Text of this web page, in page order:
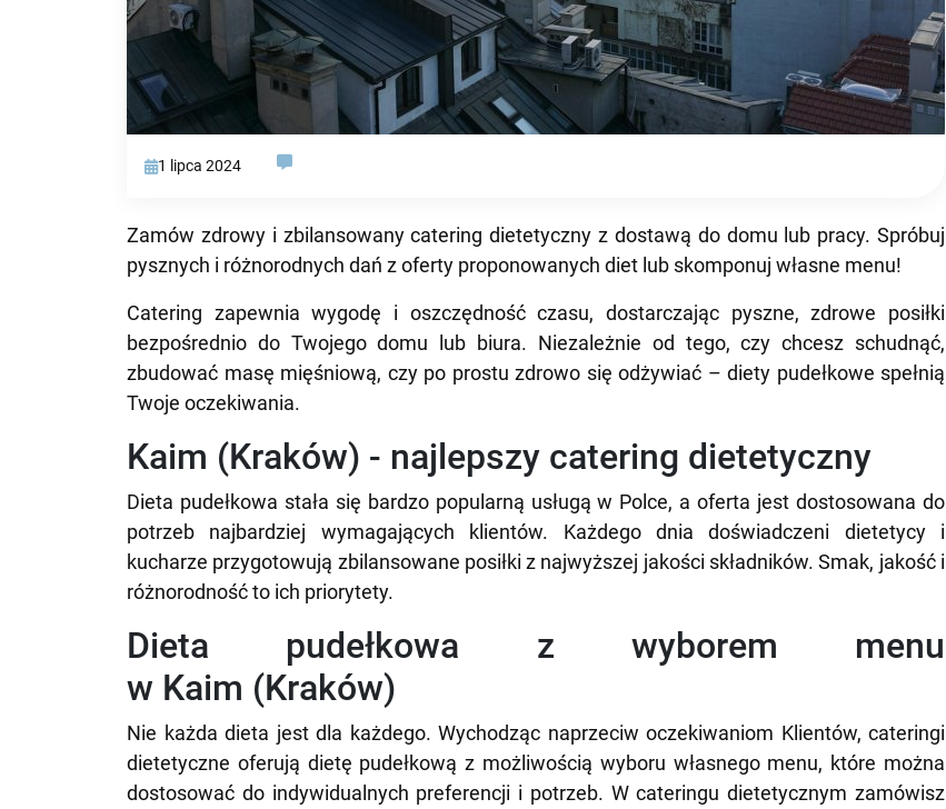
1 lipca 2024
Zamów zdrowy i zbilansowany catering dietetyczny z dostawą do domu lub pracy. Spróbuj
pysznych i różnorodnych dań z oferty proponowanych diet lub skomponuj własne menu!
Catering zapewnia wygodę i oszczędność czasu, dostarczając pyszne, zdrowe posiłki
bezpośrednio do Twojego domu lub biura. Niezależnie od tego, czy chcesz schudnąć,
zbudować masę mięśniową, czy po prostu zdrowo się odżywiać – diety pudełkowe spełnią
Twoje oczekiwania.
Kaim (Kraków) - najlepszy catering dietetyczny
Dieta pudełkowa stała się bardzo popularną usługą w Polce, a oferta jest dostosowana do
potrzeb najbardziej wymagających klientów. Każdego dnia doświadczeni dietetycy i
kucharze przygotowują zbilansowane posiłki z najwyższej jakości składników. Smak, jakość i
różnorodność to ich priorytety.
Dieta pudełkowa z wyborem menu
w Kaim (Kraków)
Nie każda dieta jest dla każdego. Wychodząc naprzeciw oczekiwaniom Klientów, cateringi
dietetyczne oferują dietę pudełkową z możliwością wyboru własnego menu, które można
dostosować do indywidualnych preferencji i potrzeb. W cateringu dietetycznym zamówisz